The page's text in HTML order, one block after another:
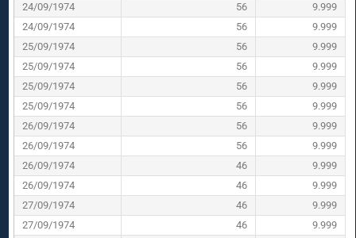
24/09/1974
56
9.999
24/09/1974
56
9.999
25/09/1974
56
9.999
25/09/1974
56
9.999
25/09/1974
56
9.999
25/09/1974
56
9.999
26/09/1974
56
9.999
26/09/1974
56
9.999
26/09/1974
46
9.999
26/09/1974
46
9.999
27/09/1974
46
9.999
27/09/1974
46
9.999